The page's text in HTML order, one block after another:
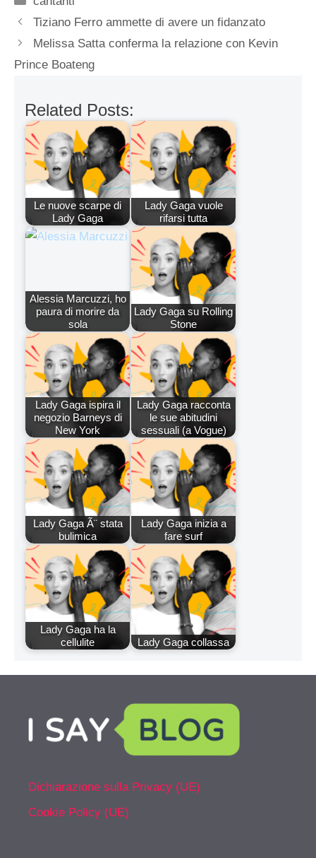
Tiziano Ferro ammette di avere un fidanzato
Melissa Satta conferma la relazione con Kevin
Prince Boateng
Related Posts:
Le nuove scarpe di
Lady Gaga
Lady Gaga vuole
rifarsi tutta
Alessia Marcuzzi, ho
paura di morire da
sola
Lady Gaga su Rolling
Stone
Lady Gaga ispira il
negozio Barneys di
New York
Lady Gaga racconta
le sue abitudini
sessuali (a Vogue)
Lady Gaga Ã¨ stata
bulimica
Lady Gaga inizia a
fare surf
Lady Gaga ha la
cellulite
Lady Gaga collassa
Dichiarazione sulla Privacy (UE)
Cookie Policy (UE)